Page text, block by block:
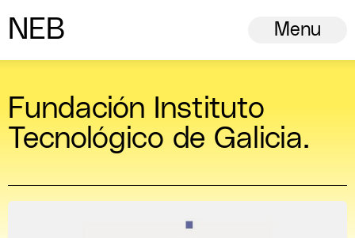
N ew
European
B Menu
Fundación Instituto
Tecnológico de Galicia.